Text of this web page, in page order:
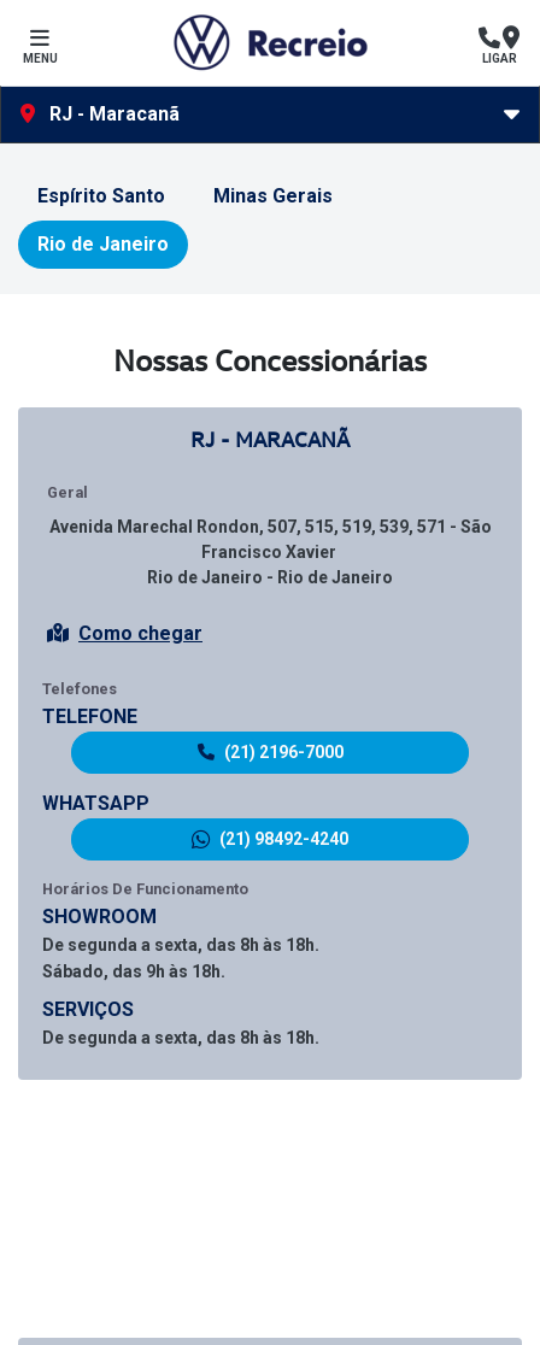
MENU LIGAR
RJ - Maracanã
Espírito Santo Minas Gerais
Rio de Janeiro
Nossas Concessionárias
RJ - MARACANÃ
Geral
Avenida Marechal Rondon, 507, 515, 519, 539, 571 - São
Francisco Xavier
Rio de Janeiro - Rio de Janeiro
Como chegar
Telefones
TELEFONE
(21) 2196-7000
WHATSAPP
(21) 98492-4240
Horários De Funcionamento
SHOWROOM
De segunda a sexta, das 8h às 18h.
Sábado, das 9h às 18h.
SERVIÇOS
De segunda a sexta, das 8h às 18h.